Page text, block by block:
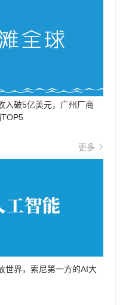
入破5亿美元，广州厂商
更多
世界，索尼第一方的AI大